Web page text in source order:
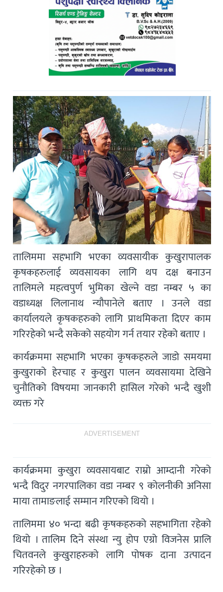
तालिममा सहभागि भएका व्यवसायीक कुखुरापालक
कृषकहरुलाई व्यवसायका लागि थप दक्ष बनाउन
तालिमले महत्वपुर्ण भुमिका खेल्ने वडा नम्बर ५ का
वडाध्यक्ष लिलानाथ न्यौपानेले बताए । उनले वडा
कार्यालयले कृषकहरुको लागि प्राथमिकता दिएर काम
गरिरहेको भन्दै सकेको सहयोग गर्न तयार रहेको बताए ।
कार्यक्रममा सहभागि भएका कृषकहरुले जाडो समयमा
कुखुराको हेरचाह र कुखुरा पालन व्यवसायमा देखिने
चुनौतिको विषयमा जानकारी हासिल गरेको भन्दै खुशी
व्यक्त गरे
ADVERTISEMENT
कार्यक्रममा कुखुरा व्यवसायबाट राम्रो आम्दानी गरेको
भन्दै विदुर नगरपालिका वडा नम्बर ९ कोलनीकी अनिसा
माया तामाङलाई सम्मान गरिएको थियो ।
तालिममा ४० भन्दा बढी कृषकहरुको सहभागिता रहेको
थियो । तालिम दिने संस्था न्यु होप एग्रो विजनेस प्रालि
चितवनले कुखुराहरुको लागि पोषक दाना उत्पादन
गरिरहेको छ ।